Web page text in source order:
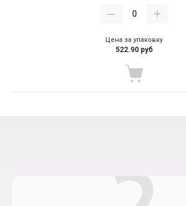
Цена за упаковку
522.90 руб